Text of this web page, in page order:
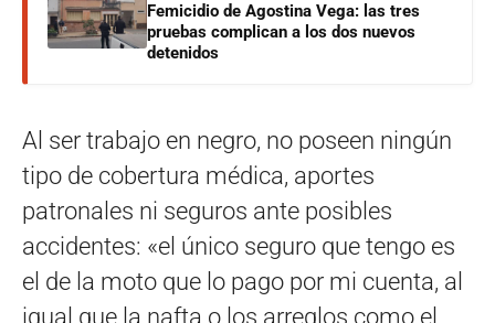
Femicidio de Agostina Vega: las tres
pruebas complican a los dos nuevos
detenidos
Al ser trabajo en negro, no poseen ningún
tipo de cobertura médica, aportes
patronales ni seguros ante posibles
accidentes: «el único seguro que tengo es
el de la moto que lo pago por mi cuenta, al
igual que la nafta o los arreglos como el